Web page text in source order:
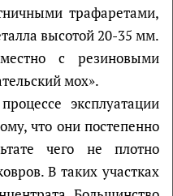
трафаретами,
высотой 20-35 мм.
с резиновыми
мох».
эксплуатации
что они постепенно
чего не плотно
В таких участках